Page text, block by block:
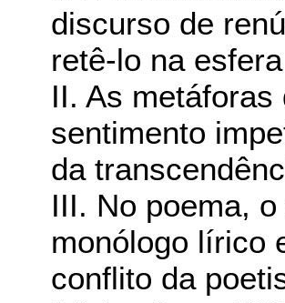
discurso de
retê-lo na
II. As
sentimento
da
III. No poema,
monólogo lírico
conflito da